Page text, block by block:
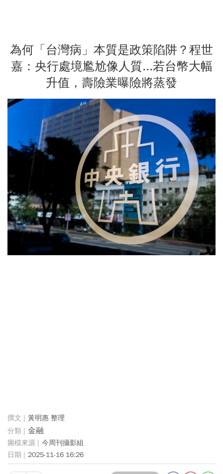
為何「台灣病」本質是政策陷阱？程世
嘉：央行處境尷尬像人質...若台幣大幅
升值，壽險業曝險將蒸發
黃明惠 整理
金融
今周刊攝影組
2025-11-16 16:26